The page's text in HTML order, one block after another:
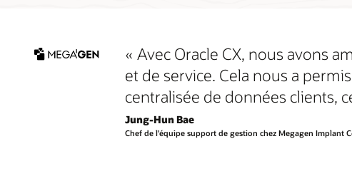
« Avec Oracle CX, nous avons
et de service. Cela nous a
centralisée de données clients,
Jung-Hun Bae
Chef de l'équipe support de gestion chez Megagen Implant